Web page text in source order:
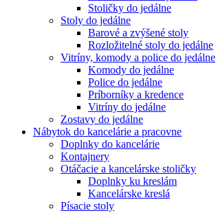
Stoličky do jedálne
Stoly do jedálne
Barové a zvýšené stoly
Rozložitelné stoly do jedálne
Vitríny, komody a police do jedálne
Komody do jedálne
Police do jedálne
Príborníky a kredence
Vitríny do jedálne
Zostavy do jedálne
Nábytok do kancelárie a pracovne
Doplnky do kancelárie
Kontajnery
Otáčacie a kancelárske stoličky
Doplnky ku kreslám
Kancelárske kreslá
Písacie stoly